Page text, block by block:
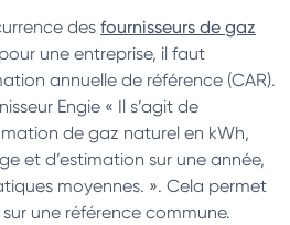
des fournisseurs de gaz
une entreprise, il faut
annuelle de référence (CAR).
Engie « Il s’agit de
de gaz naturel en kWh,
et d’estimation sur une année,
moyennes. ». Cela permet
une référence commune.